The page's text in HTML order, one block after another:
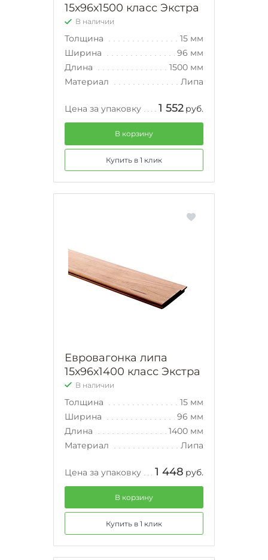
15х96х1500 класс Экстра
В наличии
Толщина
15 мм
Ширина
96 мм
Длина
1500 мм
Материал
Липа
Цена за упаковку 1 552 руб.
В корзину
Купить в 1 клик
Евровагонка липа
15х96х1400 класс Экстра
В наличии
Толщина
15 мм
Ширина
96 мм
Длина
1400 мм
Материал
Липа
Цена за упаковку 1 448 руб.
В корзину
Купить в 1 клик